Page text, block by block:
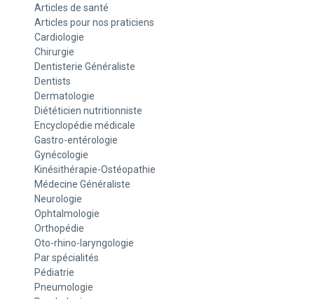
Articles de santé
Articles pour nos praticiens
Cardiologie
Chirurgie
Dentisterie Généraliste
Dentists
Dermatologie
Diététicien nutritionniste
Encyclopédie médicale
Gastro-entérologie
Gynécologie
Kinésithérapie-Ostéopathie
Médecine Généraliste
Neurologie
Ophtalmologie
Orthopédie
Oto-rhino-laryngologie
Par spécialités
Pédiatrie
Pneumologie